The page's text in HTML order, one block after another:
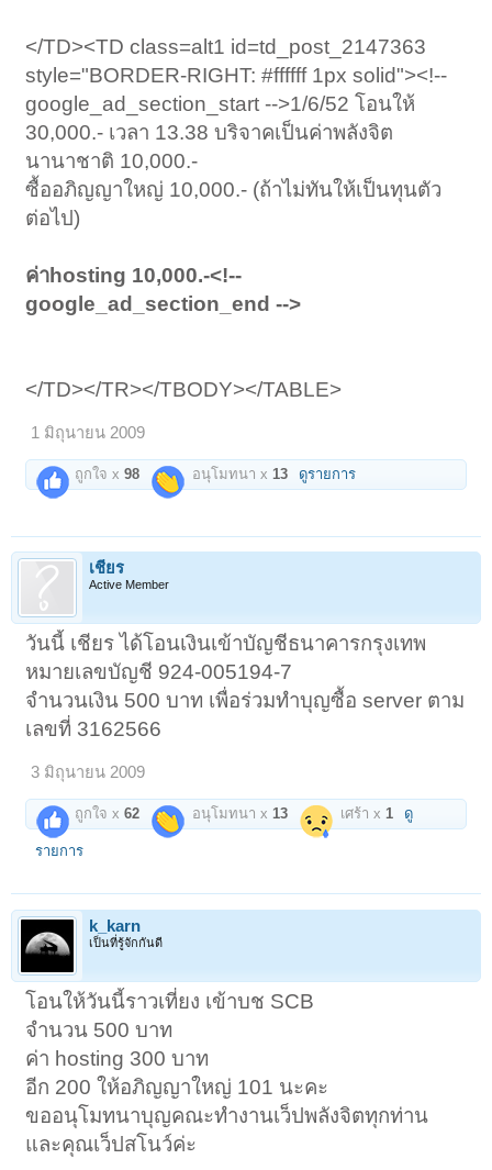
</TD><TD class=alt1 id=td_post_2147363
style="BORDER-RIGHT: #ffffff 1px solid"><!--
google_ad_section_start -->1/6/52 โอนให้
30,000.- เวลา 13.38 บริจาคเป็นค่าพลังจิต
นานาชาติ 10,000.-
ซื้ออภิญญาใหญ่ 10,000.- (ถ้าไม่ทันให้เป็นทุนตัว
ต่อไป)
ค่าhosting 10,000.-<!--
google_ad_section_end -->
</TD></TR></TBODY></TABLE>
1 มิถุนายน 2009
ถูกใจ x98 อนุโมทนา x 13 ดูรายการ
เชียร
Active Member
วันนี้ เชียร ได้โอนเงินเข้าบัญชีธนาคารกรุงเทพ
หมายเลขบัญชี 924-005194-7
จำนวนเงิน 500 บาท เพื่อร่วมทำบุญซื้อ server ตาม
เลขที่ 3162566
3 มิถุนายน 2009
ถูกใจ x62 อนุโมทนา x13 เศร้า x1 ดู
รายการ
k_karn
เป็นที่รู้จักกันดี
โอนให้วันนี้ราวเที่ยง เข้าบช SCB
จำนวน 500 บาท
ค่า hosting 300 บาท
อีก 200 ให้อภิญญาใหญ่ 101 นะคะ
ขออนุโมทนาบุญคณะทำงานเว็ปพลังจิตทุกท่าน
และคุณเว็ปสโนว์ค่ะ